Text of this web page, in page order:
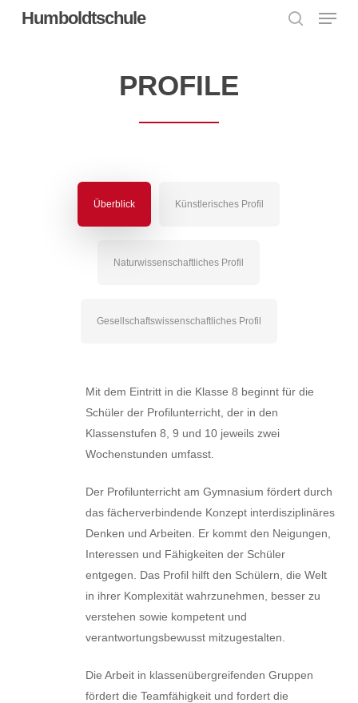
Humboldtschule Menu
PROFILE
Überblick Künstlerisches Profil
Naturwissenschaftliches Profil
Gesellschaftswissenschaftliches Profil
Mit dem Eintritt in die Klasse 8 beginnt für die
Schüler der Profilunterricht, der in den
Klassenstufen 8, 9 und 10 jeweils zwei
Wochenstunden umfasst.
Der Profilunterricht am Gymnasium fördert durch
das fächerverbindende Konzept interdisziplinäres
Denken und Arbeiten. Er kommt den Neigungen,
Interessen und Fähigkeiten der Schüler
entgegen. Das Profil hilft den Schülern, die Welt
in ihrer Komplexität wahrzunehmen, besser zu
verstehen sowie kompetent und
verantwortungsbewusst mitzugestalten.
Die Arbeit in klassenübergreifenden Gruppen
fördert die Teamfähigkeit und fordert die